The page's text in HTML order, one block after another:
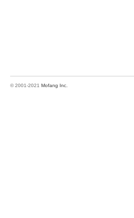
© 2001-2021 Mofang Inc.